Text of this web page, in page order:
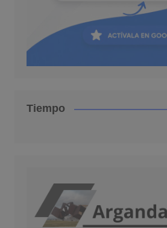
Tiempo